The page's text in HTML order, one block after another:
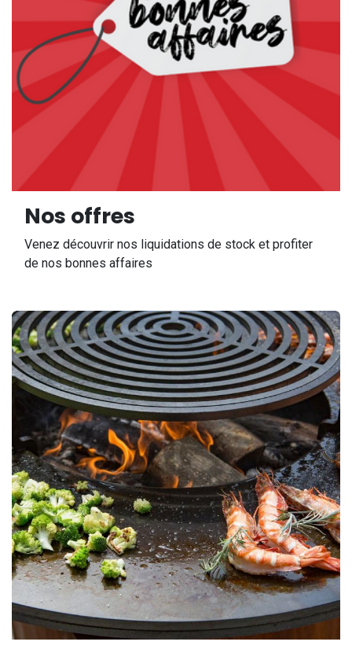
Nos offres
Venez découvrir nos liquidations de stock et profiter
de nos bonnes affaires